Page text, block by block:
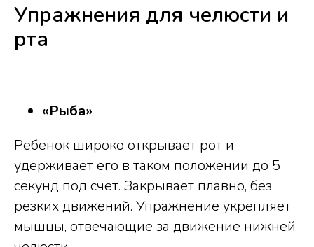
Упражнения для челюсти и
рта
«Рыба»
Ребенок широко открывает рот и
удерживает его в таком положении до 5
секунд под счет. Закрывает плавно, без
резких движений. Упражнение укрепляет
мышцы, отвечающие за движение нижней